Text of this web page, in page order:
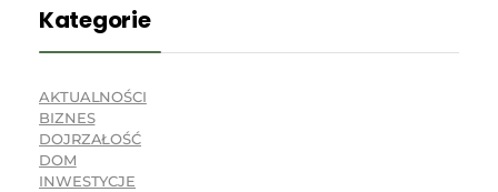
Kategorie
AKTUALNOŚCI
BIZNES
DOJRZAŁOŚĆ
DOM
INWESTYCJE